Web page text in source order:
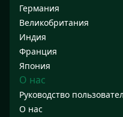
Германия
Великобритания
Индия
Франция
Япония
О нас
Руководство
О нас